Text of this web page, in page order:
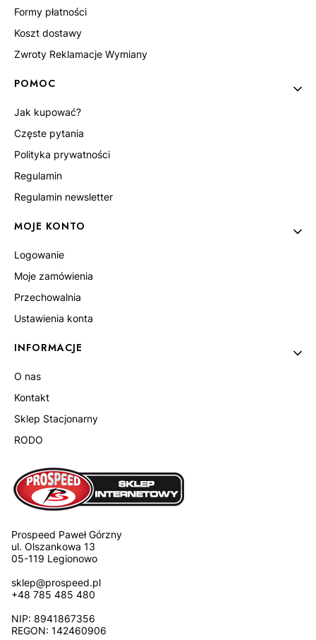
Formy płatności
Koszt dostawy
Zwroty Reklamacje Wymiany
POMOC
Jak kupować?
Częste pytania
Polityka prywatności
Regulamin
Regulamin newsletter
MOJE KONTO
Logowanie
Moje zamówienia
Przechowalnia
Ustawienia konta
INFORMACJE
O nas
Kontakt
Sklep Stacjonarny
RODO
Prospeed Paweł Górzny
ul. Olszankowa 13
05-119 Legionowo
sklep@prospeed.pl
+48 785 485 480
NIP: 8941867356
REGON: 142460906